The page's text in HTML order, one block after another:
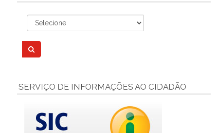
SERVIÇO DE INFORMAÇÕES AO CIDADÃO